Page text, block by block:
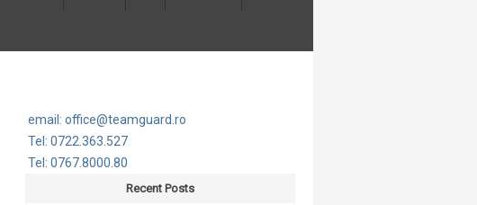
email: office@teamguard.ro
Tel: 0722.363.527
Tel: 0767.8000.80
Recent Posts